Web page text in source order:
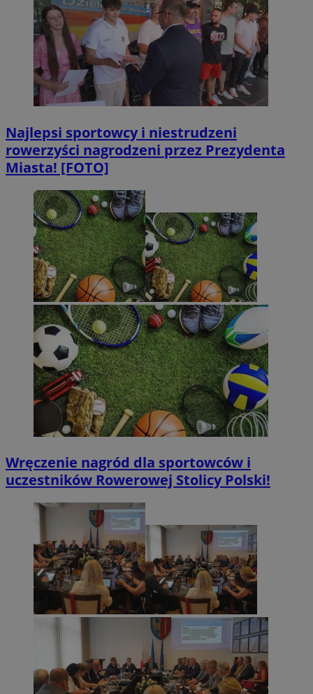
Najlepsi sportowcy i niestrudzeni
rowerzyści nagrodzeni przez Prezydenta
Miasta! [FOTO]
Wręczenie nagród dla sportowców i
uczestników Rowerowej Stolicy Polski!